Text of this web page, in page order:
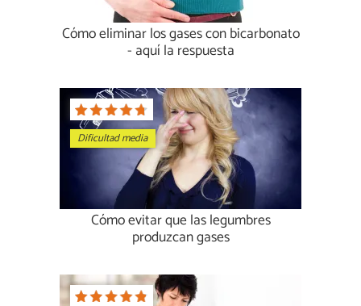
Cómo eliminar los gases con bicarbonato
- aquí la respuesta
Dificultad media
Cómo evitar que las legumbres
produzcan gases